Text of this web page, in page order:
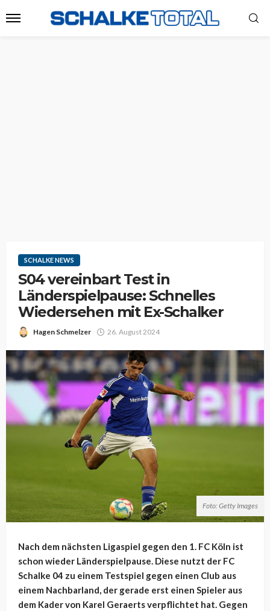
SCHALKE NEWS
S04 vereinbart Test in
Länderspielpause: Schnelles
Wiedersehen mit Ex-Schalker
Hagen Schmelzer 26. August 2024
Foto: Getty Images
Nach dem nächsten Ligaspiel gegen den 1. FC Köln ist
schon wieder Länderspielpause. Diese nutzt der FC
Schalke 04 zu einem Testspiel gegen einen Club aus
einem Nachbarland, der gerade erst einen Spieler aus
dem Kader von Karel Geraerts verpflichtet hat. Gegen